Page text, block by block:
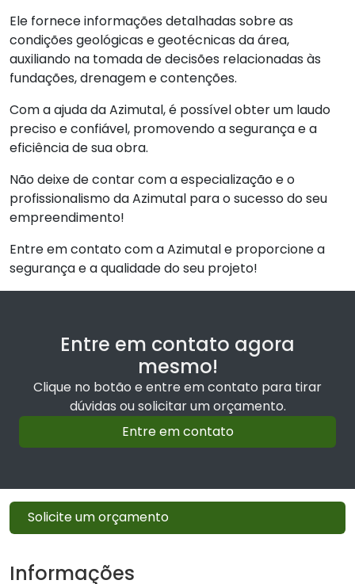
Ele fornece informações detalhadas sobre as
condições geológicas e geotécnicas da área,
auxiliando na tomada de decisões relacionadas às
fundações, drenagem e contenções.
Com a ajuda da Azimutal, é possível obter um laudo
preciso e confiável, promovendo a segurança e a
eficiência de sua obra.
Não deixe de contar com a especialização e o
profissionalismo da Azimutal para o sucesso do seu
empreendimento!
Entre em contato com a Azimutal e proporcione a
segurança e a qualidade do seu projeto!
Entre em contato agora
mesmo!
Clique no botão e entre em contato para tirar
dúvidas ou solicitar um orçamento.
Entre em contato
Solicite um orçamento
Informações